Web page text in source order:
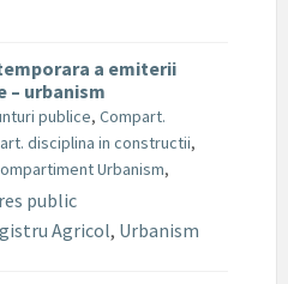
a emiterii
urbanism
publice, Compart.
disciplina in constructii,
Urbanism,
public
Agricol, Urbanism